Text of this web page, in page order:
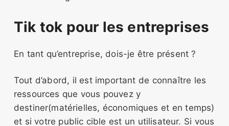
Tik tok pour les entreprises
En tant qu’entreprise, dois-je être présent ?
Tout d’abord, il est important de connaître les
ressources que vous pouvez y
destiner(matérielles, économiques et en temps)
et si votre public cible est un utilisateur. Si vous